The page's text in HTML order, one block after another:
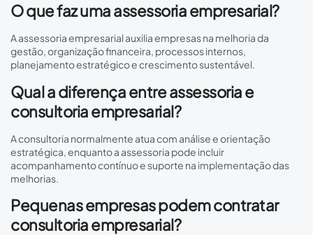
O que faz uma assessoria empresarial?
A assessoria empresarial auxilia empresas na melhoria da
gestão, organização financeira, processos internos,
planejamento estratégico e crescimento sustentável.
Qual a diferença entre assessoria e
consultoria empresarial?
A consultoria normalmente atua com análise e orientação
estratégica, enquanto a assessoria pode incluir
acompanhamento contínuo e suporte na implementação das
melhorias.
Pequenas empresas podem contratar
consultoria empresarial?